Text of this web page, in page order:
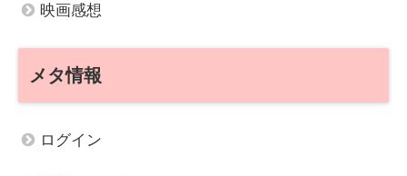
映画感想
メタ情報
ログイン